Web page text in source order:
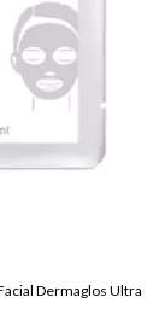
Dermaglos Ultra